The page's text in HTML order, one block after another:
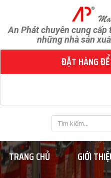
An Phát chuyên cung cấp
những nhà sản
ĐẶT HÀNG
TRANG CHỦ GIỚI